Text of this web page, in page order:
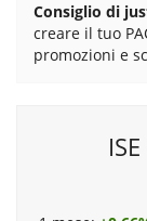
Consiglio di
creare il tuo
promozioni e